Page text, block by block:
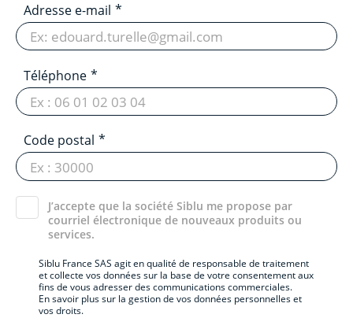
Adresse e-mail
Téléphone
Code postal
J’accepte que la société Siblu me propose par
courriel électronique de nouveaux produits ou
services.
Siblu France SAS agit en qualité de responsable de traitement
et collecte vos données sur la base de votre consentement aux
fins de vous adresser des communications commerciales.
En savoir plus sur la gestion de vos données personnelles et
vos droits.